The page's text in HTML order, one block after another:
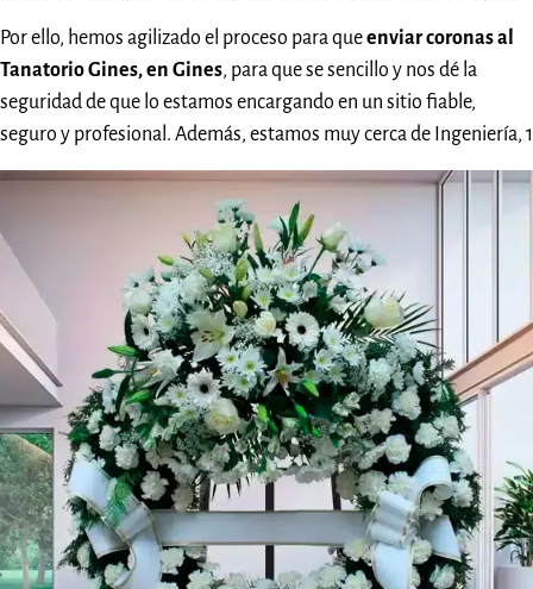
Por ello, hemos agilizado el proceso para queenviar coronas al
Tanatorio Gines, en Gines, para que se sencillo y nos dé la
seguridad de que lo estamos encargando en un sitio fiable,
seguro y profesional. Además, estamos muy cerca de Ingeniería, 1